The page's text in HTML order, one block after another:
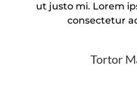
ut justo mi. Lorem
consectetur
Tortor